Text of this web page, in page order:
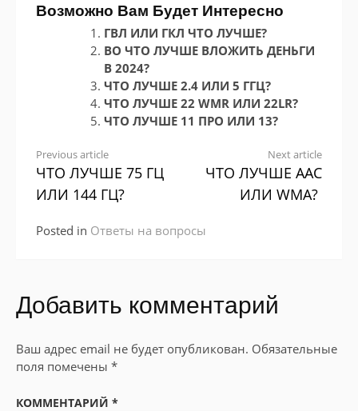
Возможно Вам Будет Интересно
ГВЛ ИЛИ ГКЛ ЧТО ЛУЧШЕ?
ВО ЧТО ЛУЧШЕ ВЛОЖИТЬ ДЕНЬГИ
В 2024?
ЧТО ЛУЧШЕ 2.4 ИЛИ 5 ГГЦ?
ЧТО ЛУЧШЕ 22 WMR ИЛИ 22LR?
ЧТО ЛУЧШЕ 11 ПРО ИЛИ 13?
Continue
Reading
Previous article
ЧТО ЛУЧШЕ 75 ГЦ
ИЛИ 144 ГЦ?
Next article
ЧТО ЛУЧШЕ AAC
ИЛИ WMA?
Posted in Ответы на вопросы
Добавить комментарий
Ваш адрес email не будет опубликован. Обязательные
поля помечены *
КОММЕНТАРИЙ *